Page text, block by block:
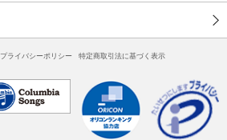
プライバシーポリシー 特定商取引法に基づく表示